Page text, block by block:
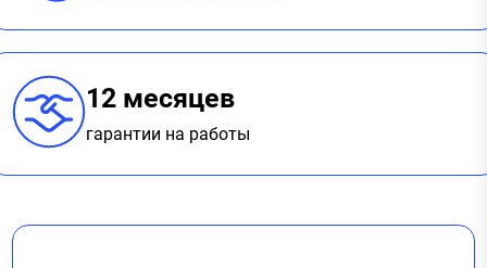
12 месяцев
гарантии на работы